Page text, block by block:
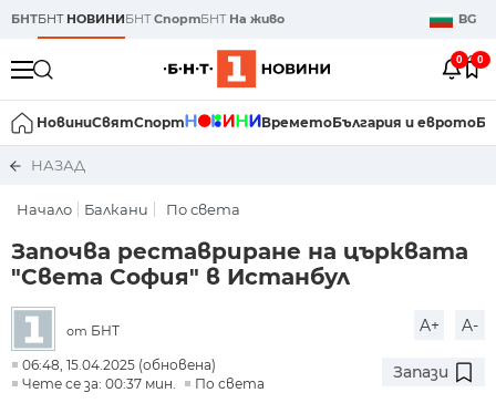
БНТБНТ НОВИНИБНТСпортБНТ На живо BG
0 0
НовиниСвятСпорт ВреметоБългария и еврото
НАЗАД
Начало Балкани По света
Започва реставриране на църквата
"Света София" в Истанбул
от БНТ A+ A-
06:48, 15.04.2025 (обновена)
Чете се за: 00:37 мин.
По света
Запази